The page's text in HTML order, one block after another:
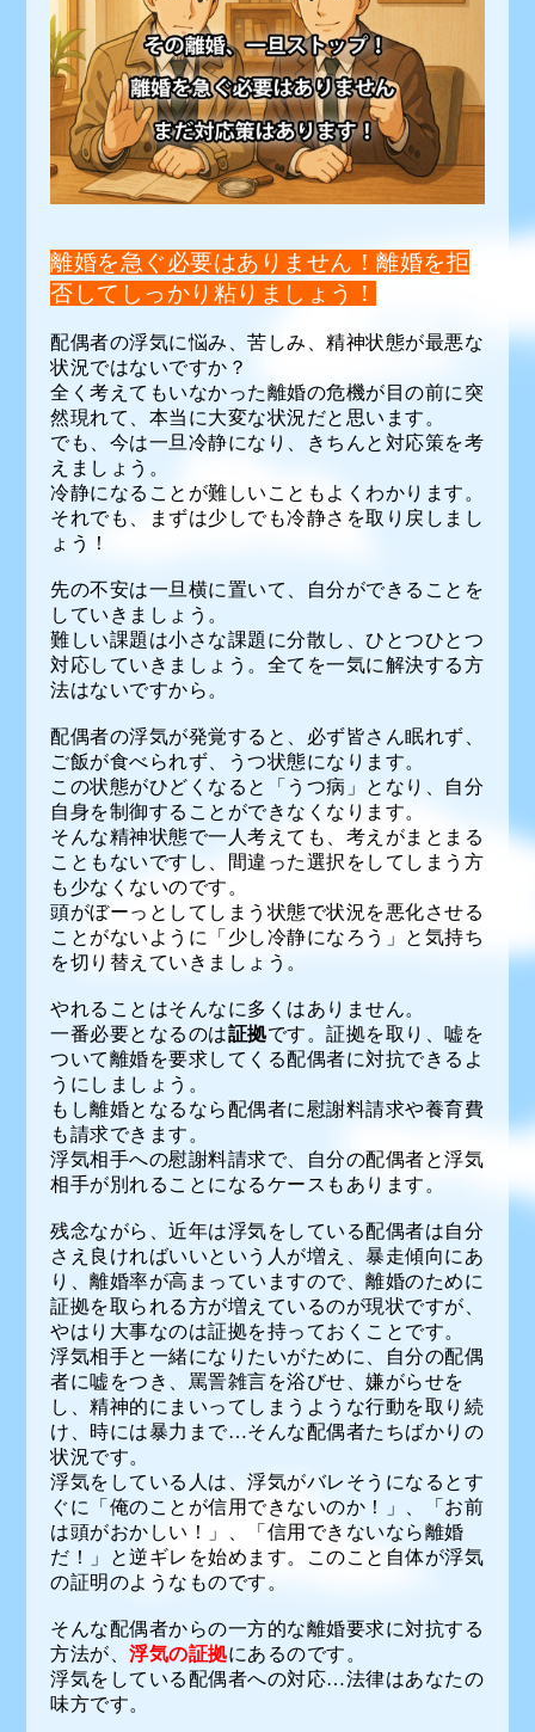
離婚を急ぐ必要はありません！離婚を拒
否してしっかり粘りましょう！
配偶者の浮気に悩み、苦しみ、精神状態が最悪な
状況ではないですか？
全く考えてもいなかった離婚の危機が目の前に突
然現れて、本当に大変な状況だと思います。
でも、今は一旦冷静になり、きちんと対応策を考
えましょう。
冷静になることが難しいこともよくわかります。
それでも、まずは少しでも冷静さを取り戻しまし
ょう！
先の不安は一旦横に置いて、自分ができることを
していきましょう。
難しい課題は小さな課題に分散し、ひとつひとつ
対応していきましょう。全てを一気に解決する方
法はないですから。
配偶者の浮気が発覚すると、必ず皆さん眠れず、
ご飯が食べられず、うつ状態になります。
この状態がひどくなると「うつ病」となり、自分
自身を制御することができなくなります。
そんな精神状態で一人考えても、考えがまとまる
こともないですし、間違った選択をしてしまう方
も少なくないのです。
頭がぼーっとしてしまう状態で状況を悪化させる
ことがないように「少し冷静になろう」と気持ち
を切り替えていきましょう。
やれることはそんなに多くはありません。
一番必要となるのは証拠です。証拠を取り、嘘を
ついて離婚を要求してくる配偶者に対抗できるよ
うにしましょう。
もし離婚となるなら配偶者に慰謝料請求や養育費
も請求できます。
浮気相手への慰謝料請求で、自分の配偶者と浮気
相手が別れることになるケースもあります。
残念ながら、近年は浮気をしている配偶者は自分
さえ良ければいいという人が増え、暴走傾向にあ
り、離婚率が高まっていますので、離婚のために
証拠を取られる方が増えているのが現状ですが、
やはり大事なのは証拠を持っておくことです。
浮気相手と一緒になりたいがために、自分の配偶
者に嘘をつき、罵詈雑言を浴びせ、嫌がらせを
し、精神的にまいってしまうような行動を取り続
け、時には暴力まで…そんな配偶者たちばかりの
状況です。
浮気をしている人は、浮気がバレそうになるとす
ぐに「俺のことが信用できないのか！」、「お前
は頭がおかしい！」、「信用できないなら離婚
だ！」と逆ギレを始めます。このこと自体が浮気
の証明のようなものです。
そんな配偶者からの一方的な離婚要求に対抗する
方法が、浮気の証拠にあるのです。
浮気をしている配偶者への対応…法律はあなたの
味方です。